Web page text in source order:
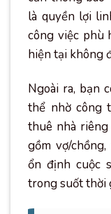
là quyền lợi
công việc phù
hiện tại không
Ngoài ra, bạn
thể nhờ công
thuê nhà
gồm vợ/
ổn định cuộc
trong suốt thời